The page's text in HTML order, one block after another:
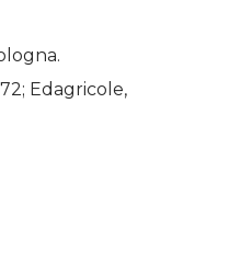
Edagricole,